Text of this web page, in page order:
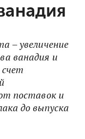
– увеличение
ванадия и
поставок и
до выпуска